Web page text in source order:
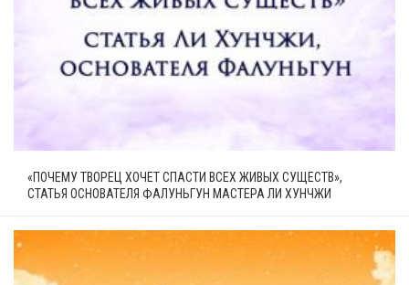
«ПОЧЕМУ ТВОРЕЦ ХОЧЕТ СПАСТИ ВСЕХ ЖИВЫХ СУЩЕСТВ»,
СТАТЬЯ ОСНОВАТЕЛЯ ФАЛУНЬГУН МАСТЕРА ЛИ ХУНЧЖИ